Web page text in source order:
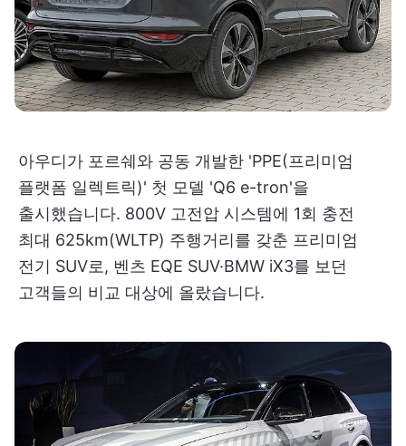
아우디가 포르쉐와 공동 개발한 'PPE(프리미엄
플랫폼 일렉트릭)' 첫 모델 'Q6 e-tron'을
출시했습니다. 800V 고전압 시스템에 1회 충전
최대 625km(WLTP) 주행거리를 갖춘 프리미엄
전기 SUV로, 벤츠 EQE SUV·BMW iX3를 보던
고객들의 비교 대상에 올랐습니다.